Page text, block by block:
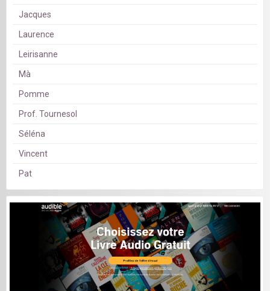
Jacques
Laurence
Leirisanne
Mà
Pomme
Prof. Tournesol
Séléna
Vincent
Pat